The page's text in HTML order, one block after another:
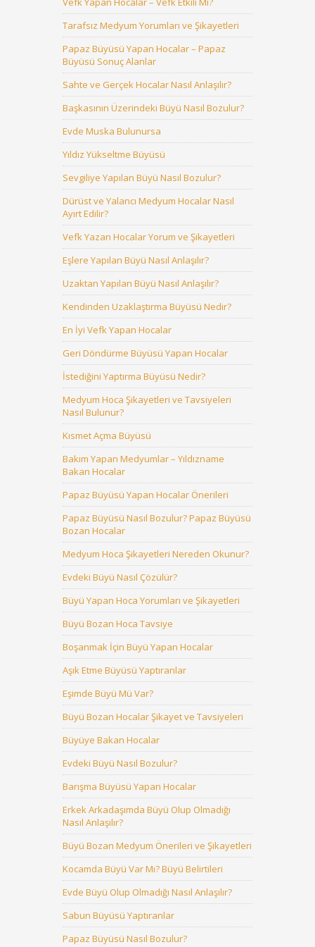
Tarafsız Medyum Yorumları ve Şikayetleri
Papaz Büyüsü Yapan Hocalar – Papaz
Büyüsü Sonuç Alanlar
Sahte ve Gerçek Hocalar Nasıl Anlaşılır?
Başkasının Üzerindeki Büyü Nasıl Bozulur?
Evde Muska Bulunursa
Yıldız Yükseltme Büyüsü
Sevgiliye Yapılan Büyü Nasıl Bozulur?
Dürüst ve Yalancı Medyum Hocalar Nasıl
Ayırt Edilir?
Vefk Yazan Hocalar Yorum ve Şikayetleri
Eşlere Yapılan Büyü Nasıl Anlaşılır?
Uzaktan Yapılan Büyü Nasıl Anlaşılır?
Kendinden Uzaklaştırma Büyüsü Nedir?
En İyi Vefk Yapan Hocalar
Geri Döndürme Büyüsü Yapan Hocalar
İstediğini Yaptırma Büyüsü Nedir?
Medyum Hoca Şikayetleri ve Tavsiyeleri
Nasıl Bulunur?
Kısmet Açma Büyüsü
Bakım Yapan Medyumlar – Yıldızname
Bakan Hocalar
Papaz Büyüsü Yapan Hocalar Önerileri
Papaz Büyüsü Nasıl Bozulur? Papaz Büyüsü
Bozan Hocalar
Medyum Hoca Şikayetleri Nereden Okunur?
Evdeki Büyü Nasıl Çözülür?
Büyü Yapan Hoca Yorumları ve Şikayetleri
Büyü Bozan Hoca Tavsiye
Boşanmak İçin Büyü Yapan Hocalar
Aşık Etme Büyüsü Yaptıranlar
Eşimde Büyü Mü Var?
Büyü Bozan Hocalar Şikayet ve Tavsiyeleri
Büyüye Bakan Hocalar
Evdeki Büyü Nasıl Bozulur?
Barışma Büyüsü Yapan Hocalar
Erkek Arkadaşımda Büyü Olup Olmadığı
Nasıl Anlaşılır?
Büyü Bozan Medyum Önerileri ve Şikayetleri
Kocamda Büyü Var Mı? Büyü Belirtileri
Evde Büyü Olup Olmadığı Nasıl Anlaşılır?
Sabun Büyüsü Yaptıranlar
Papaz Büyüsü Nasıl Bozulur?